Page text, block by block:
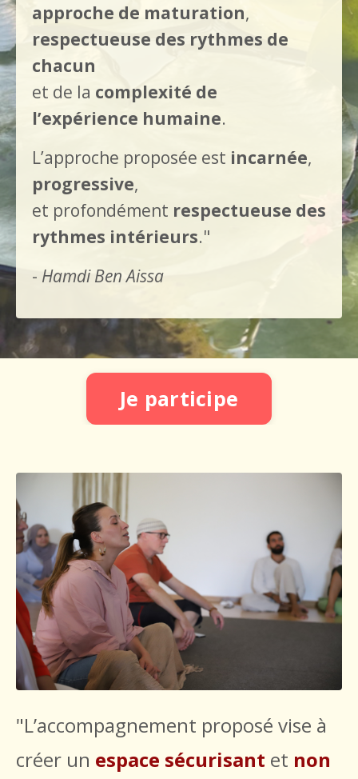
approche de maturation,
respectueuse des rythmes de
chacun
et de la complexité de
l’expérience humaine.
L’approche proposée est incarnée,
progressive,
et profondément respectueuse des
rythmes intérieurs."
- Hamdi Ben Aissa
Je participe
"L’accompagnement proposé vise à
créer un espace sécurisant et non